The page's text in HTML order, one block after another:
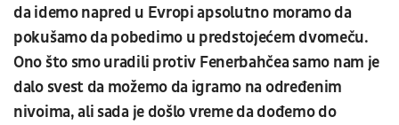
da idemo napred u Evropi apsolutno moramo da
pokušamo da pobedimo u predstojećem dvomeču.
Ono što smo uradili protiv Fenerbahčea samo nam je
dalo svest da možemo da igramo na određenim
nivoima, ali sada je došlo vreme da dođemo do